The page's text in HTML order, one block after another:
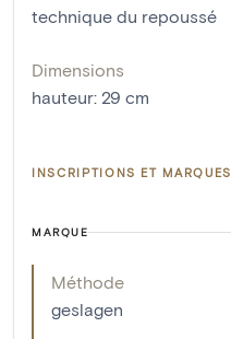
technique du repoussé
Dimensions
hauteur: 29 cm
INSCRIPTIONS ET MARQUES
MARQUE
Méthode
geslagen